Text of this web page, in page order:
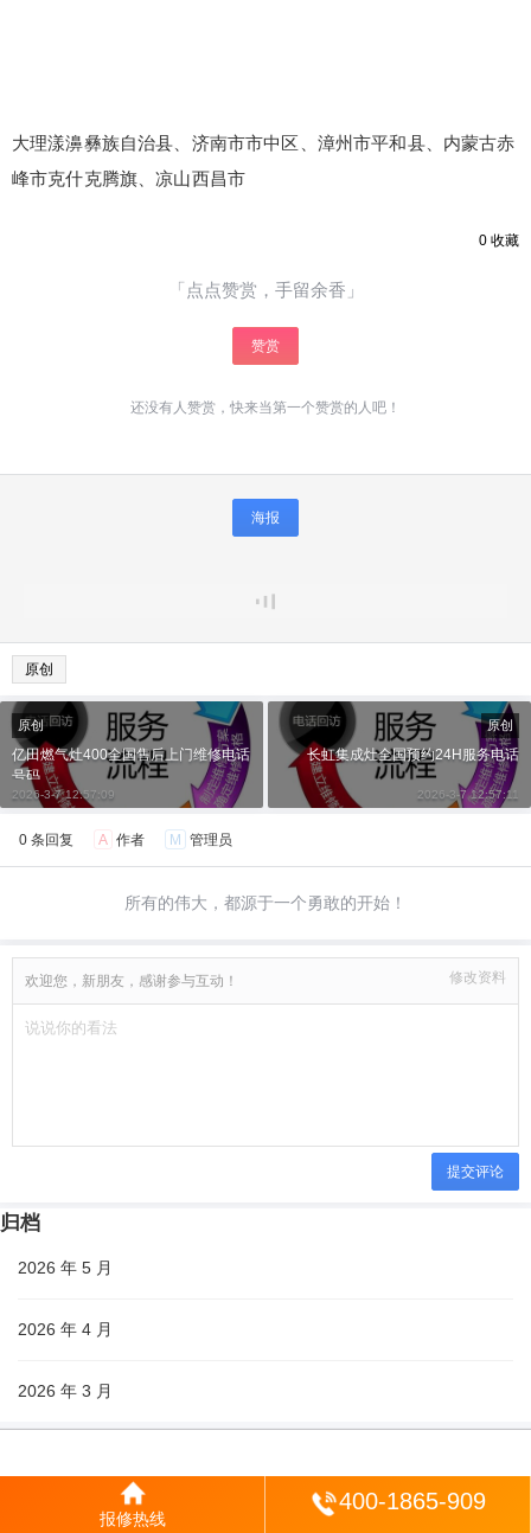
大理漾濞彝族自治县、济南市市中区、漳州市平和县、内蒙古赤
峰市克什克腾旗、凉山西昌市
0 收藏
「点点赞赏，手留余香」
赞赏
还没有人赞赏，快来当第一个赞赏的人吧！
海报
原创
原创
亿田燃气灶400全国售后上门维修电话
号码
2026-3-7 12:57:09
原创
长虹集成灶全国预约24H服务电话
2026-3-7 12:57:11
0 条回复 A 作者 M 管理员
所有的伟大，都源于一个勇敢的开始！
欢迎您，新朋友，感谢参与互动！ 修改资料
提交评论
归档
2026 年 5 月
2026 年 4 月
2026 年 3 月
报修热线
400-1865-909